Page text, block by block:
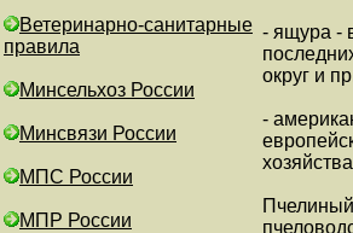
Ветеринарно-санитарные
правила
Минсельхоз России
Минсвязи России
МПС России
МПР России
- ящура -
округ и
-